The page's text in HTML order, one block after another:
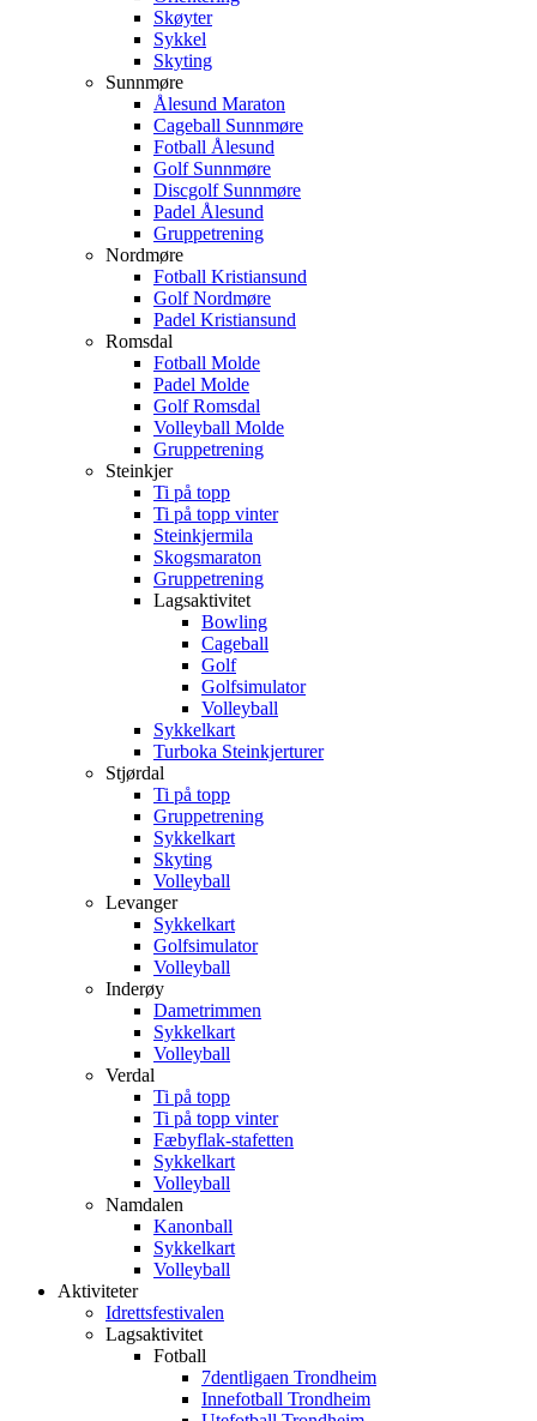
Skøyter
Sykkel
Skyting
Sunnmøre
Ålesund Maraton
Cageball Sunnmøre
Fotball Ålesund
Golf Sunnmøre
Discgolf Sunnmøre
Padel Ålesund
Gruppetrening
Nordmøre
Fotball Kristiansund
Golf Nordmøre
Padel Kristiansund
Romsdal
Fotball Molde
Padel Molde
Golf Romsdal
Volleyball Molde
Gruppetrening
Steinkjer
Ti på topp
Ti på topp vinter
Steinkjermila
Skogsmaraton
Gruppetrening
Lagsaktivitet
Bowling
Cageball
Golf
Golfsimulator
Volleyball
Sykkelkart
Turboka Steinkjerturer
Stjørdal
Ti på topp
Gruppetrening
Sykkelkart
Skyting
Volleyball
Levanger
Sykkelkart
Golfsimulator
Volleyball
Inderøy
Dametrimmen
Sykkelkart
Volleyball
Verdal
Ti på topp
Ti på topp vinter
Fæbyflak-stafetten
Sykkelkart
Volleyball
Namdalen
Kanonball
Sykkelkart
Volleyball
Aktiviteter
Idrettsfestivalen
Lagsaktivitet
Fotball
7dentligaen Trondheim
Innefotball Trondheim